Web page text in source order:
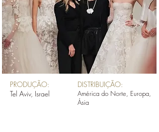
PRODUÇÃO:
Tel Aviv, Israel
DISTRIBUIÇÃO:
América do Norte, Europa,
Ásia